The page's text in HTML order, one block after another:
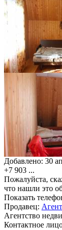
Добавлено: 30
+7 903 ...
Пожалуйста,
что нашли это
Показать
Продавец:
Агентство
Контактное